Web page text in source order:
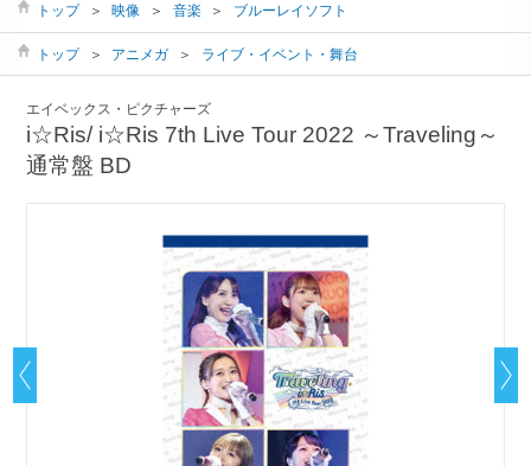
トップ ＞ 映像 ＞ 音楽 ＞ ブルーレイソフト
トップ ＞ アニメガ ＞ ライブ・イベント・舞台
エイベックス・ピクチャーズ
i☆Ris/ i☆Ris 7th Live Tour 2022 ～Traveling～
通常盤 BD